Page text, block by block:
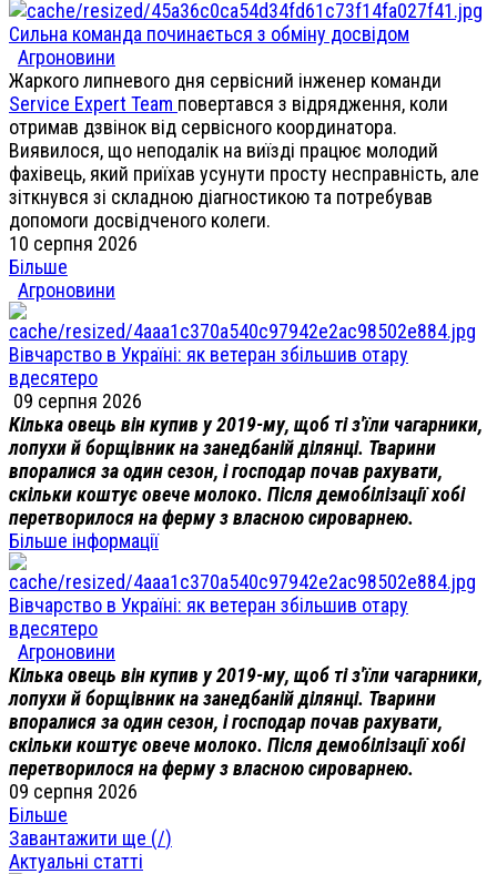
Сильна команда починається з обміну досвідом
Агроновини
Жаркого липневого дня сервісний інженер команди
Service Expert Team повертався з відрядження, коли
отримав дзвінок від сервісного координатора.
Виявилося, що неподалік на виїзді працює молодий
фахівець, який приїхав усунути просту несправність, але
зіткнувся зі складною діагностикою та потребував
допомоги досвідченого колеги.
10 серпня 2026
Більше
Агроновини
Вівчарство в Україні: як ветеран збільшив отару
вдесятеро
09 серпня 2026
Кілька овець він купив у 2019-му, щоб ті з'їли чагарники,
лопухи й борщівник на занедбаній ділянці. Тварини
впоралися за один сезон, і господар почав рахувати,
скільки коштує овече молоко. Після демобілізації хобі
перетворилося на ферму з власною сироварнею.
Більше інформації
Вівчарство в Україні: як ветеран збільшив отару
вдесятеро
Агроновини
Кілька овець він купив у 2019-му, щоб ті з'їли чагарники,
лопухи й борщівник на занедбаній ділянці. Тварини
впоралися за один сезон, і господар почав рахувати,
скільки коштує овече молоко. Після демобілізації хобі
перетворилося на ферму з власною сироварнею.
09 серпня 2026
Більше
Завантажити ще (/)
Актуальні статті